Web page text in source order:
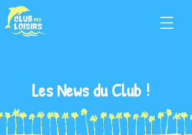
Les News du Club !